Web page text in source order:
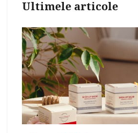
Ultimele articole